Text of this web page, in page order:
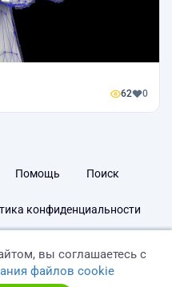
62 0
Помощь Поиск
конфиденциальности
вы соглашаетесь с
файлов cookie